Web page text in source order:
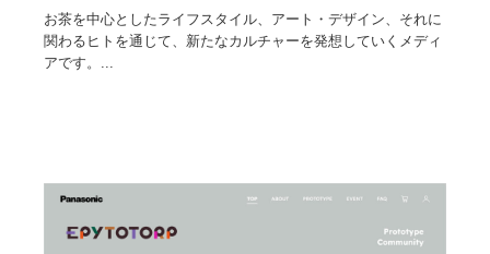
お茶を中心としたライフスタイル、アート・デザイン、それに
関わるヒトを通じて、新たなカルチャーを発想していくメディ
アです。...